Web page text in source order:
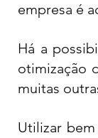
empresa é
Há a
otimização
muitas
Utilizar